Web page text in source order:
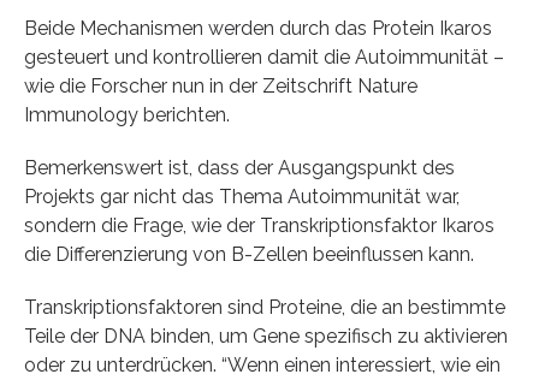
Beide Mechanismen werden durch das Protein Ikaros
gesteuert und kontrollieren damit die Autoimmunität –
wie die Forscher nun in der Zeitschrift Nature
Immunology berichten.
Bemerkenswert ist, dass der Ausgangspunkt des
Projekts gar nicht das Thema Autoimmunität war,
sondern die Frage, wie der Transkriptionsfaktor Ikaros
die Differenzierung von B-Zellen beeinflussen kann.
Transkriptionsfaktoren sind Proteine, die an bestimmte
Teile der DNA binden, um Gene spezifisch zu aktivieren
oder zu unterdrücken. “Wenn einen interessiert, wie ein